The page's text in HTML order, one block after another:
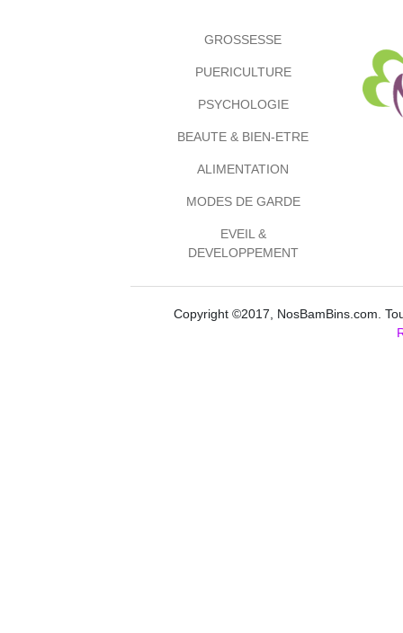
GROSSESSE
PUERICULTURE
PSYCHOLOGIE
BEAUTE & BIEN-ETRE
ALIMENTATION
MODES DE GARDE
EVEIL &
DEVELOPPEMENT
Copyright ©2017, NosBamBins.com.